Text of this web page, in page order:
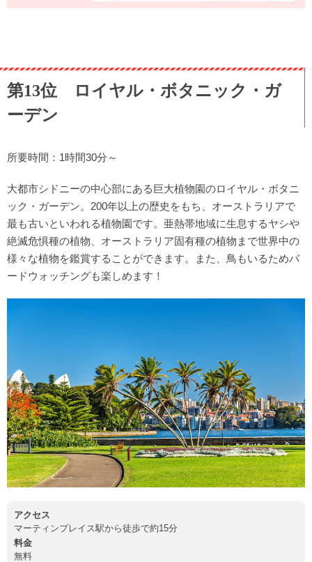
第13位 ロイヤル・ボタニック・ガ
ーデン
所要時間：1時間30分～
大都市シドニーの中心部にある巨大植物園のロイヤル・ボタニ
ック・ガーデン。200年以上の歴史をもち、オーストラリアで
最も古いといわれる植物園です。亜熱帯地域に生息するヤシや
絶滅危惧種の植物、オーストラリア固有種の植物まで世界中の
様々な植物を鑑賞することができます。また、鳥もいるためバ
ードウォッチングも楽しめます！
アクセス
マーティンプレイス駅から徒歩で約15分
料金
無料